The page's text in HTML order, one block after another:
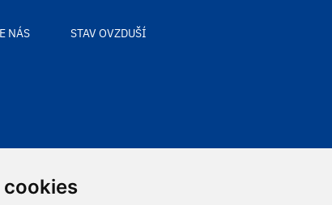
NÁS STAV OVZDUŠÍ